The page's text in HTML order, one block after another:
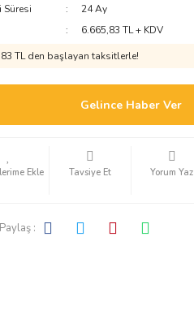
Süresi
24 Ay
6.665,83 TL + KDV
TL den başlayan taksitlerle!
Gelince Haber Ver
Tavsiye Et Yorum Yaz
: